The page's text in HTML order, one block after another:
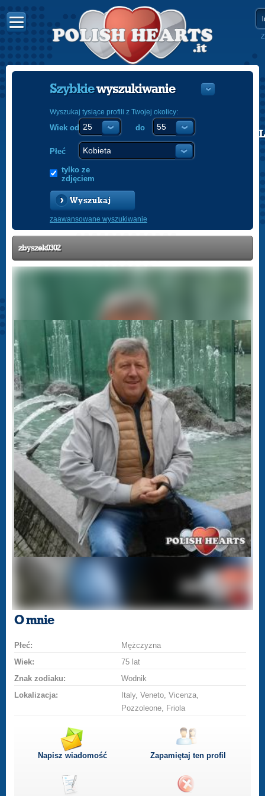
POLISH
Szybkiewyszukiwanie
Wyszukaj tysiące profili z Twojej okolicy:
Wiek od do
Płeć
tylko ze
zdjęciem
Wyszukaj
zaawansowane wyszukiwanie
zbyszek0302
O mnie
Płeć:
Mężczyzna
Wiek:
75 lat
Znak zodiaku:
Wodnik
Lokalizacja:
Italy, Veneto, Vicenza,
Pozzoleone, Friola
Napisz wiadomość Zapamiętaj ten profil